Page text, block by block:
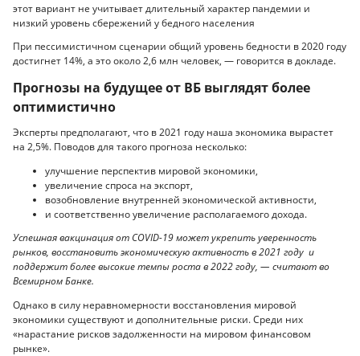
этот вариант не учитывает длительный характер пандемии и
низкий уровень сбережений у бедного населения
При пессимистичном сценарии общий уровень бедности в 2020 году
достигнет 14%, а это около 2,6 млн человек, — говорится в докладе.
Прогнозы на будущее от ВБ выглядят более
оптимистично
Эксперты предполагают, что в 2021 году наша экономика вырастет
на 2,5%. Поводов для такого прогноза несколько:
улучшение перспектив мировой экономики,
увеличение спроса на экспорт,
возобновление внутренней экономической активности,
и соответственно увеличение располагаемого дохода.
Успешная вакцинация от COVID-19 может укрепить уверенность
рынков, восстановить экономическую активность в 2021 году и
поддержит более высокие темпы роста в 2022 году, — считают во
Всемирном Банке.
Однако в силу неравномерности восстановления мировой
экономики существуют и дополнительные риски. Среди них
«нарастание рисков задолженности на мировом финансовом
рынке».